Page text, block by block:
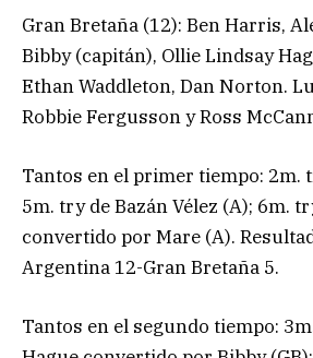
Gran Bretaña (12): Ben Harris,
Bibby (capitán), Ollie Lindsay
Ethan Waddleton, Dan Norton.
Robbie Fergusson y Ross
Tantos en el primer tiempo: 2m.
5m. try de Bazán Vélez (A); 6m.
convertido por Mare (A).
Argentina 12-Gran Bretaña 5.
Tantos en el segundo tiempo: